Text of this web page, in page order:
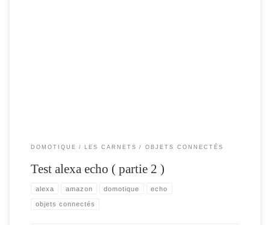
DOMOTIQUE LES CARNETS OBJETS CONNECTÉS
Test alexa echo ( partie 2 )
alexa amazon domotique echo
objets connectés